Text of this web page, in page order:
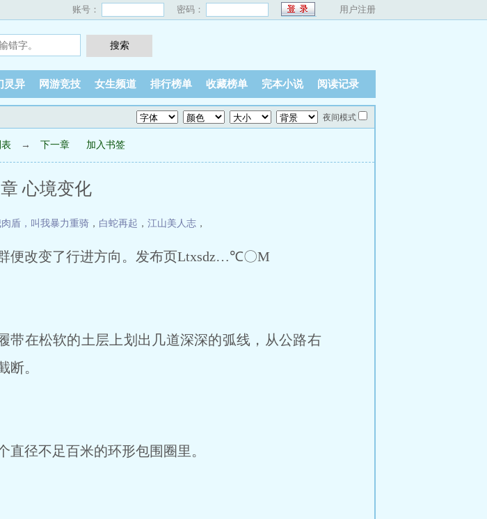
账号： 密码： 用户注册
灵异 网游竞技 女生频道 排行榜单 收藏榜单 完本小说 阅读记录
夜间模式
→ 下一章 加入书签
心境变化
盾，叫我暴力重骑 ， 白蛇再起 ， 江山美人志 ，
便改变了行进方向。发布页Ltxsdz…℃〇M
在松软的土层上划出几道深深的弧线，从公路右
断。
径不足百米的环形包围圈里。